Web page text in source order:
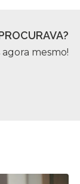
mesmo!